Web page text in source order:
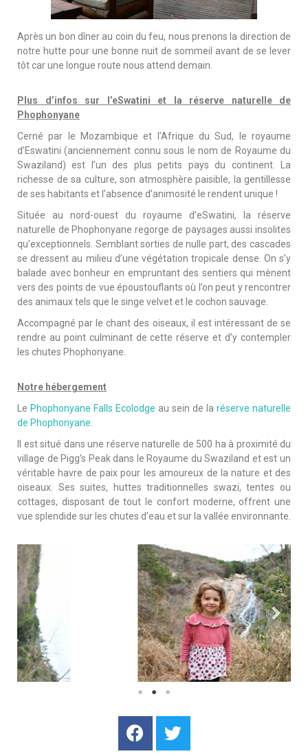
Après un bon dîner au coin du feu, nous prenons la direction de
notre hutte pour une bonne nuit de sommeil avant de se lever
tôt car une longue route nous attend demain.
Plus d’infos sur l’eSwatini et la réserve naturelle de
Phophonyane
Cerné par le Mozambique et l’Afrique du Sud, le royaume
d’Eswatini (anciennement connu sous le nom de Royaume du
Swaziland) est l’un des plus petits pays du continent. La
richesse de sa culture, son atmosphère paisible, la gentillesse
de ses habitants et l’absence d’animosité le rendent unique !
Située au nord-ouest du royaume d’eSwatini, la réserve
naturelle de Phophonyane regorge de paysages aussi insolites
qu’exceptionnels. Semblant sorties de nulle part, des cascades
se dressent au milieu d’une végétation tropicale dense. On s’y
balade avec bonheur en empruntant des sentiers qui mènent
vers des points de vue époustouflants où l’on peut y rencontrer
des animaux tels que le singe velvet et le cochon sauvage.
Accompagné par le chant des oiseaux, il est intéressant de se
rendre au point culminant de cette réserve et d’y contempler
les chutes Phophonyane.
Notre hébergement
Le Phophonyane Falls Ecolodge au sein de la réserve naturelle
de Phophonyane.
Il est situé dans une réserve naturelle de 500 ha à proximité du
village de Pigg’s Peak dans le Royaume du Swaziland et est un
véritable havre de paix pour les amoureux de la nature et des
oiseaux. Ses suites, huttes traditionnelles swazi, tentes ou
cottages, disposant de tout le confort moderne, offrent une
vue splendide sur les chutes d’eau et sur la vallée environnante.